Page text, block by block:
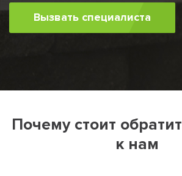
Вызвать специалиста
Почему стоит
к нам